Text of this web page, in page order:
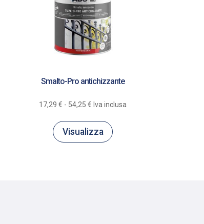
Smalto-Pro antichizzante
17,29€ - 54,25€ Fascia
prezzo:
Iva inclusa
Visualizza